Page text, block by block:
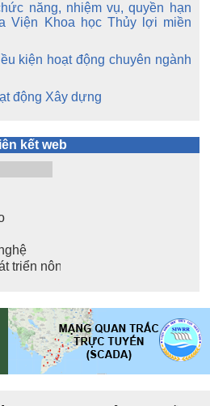
năng, nhiệm vụ, quyền hạn
Viện Khoa học Thủy lợi miền
kiện hoạt động chuyên ngành
động Xây dựng
kết web